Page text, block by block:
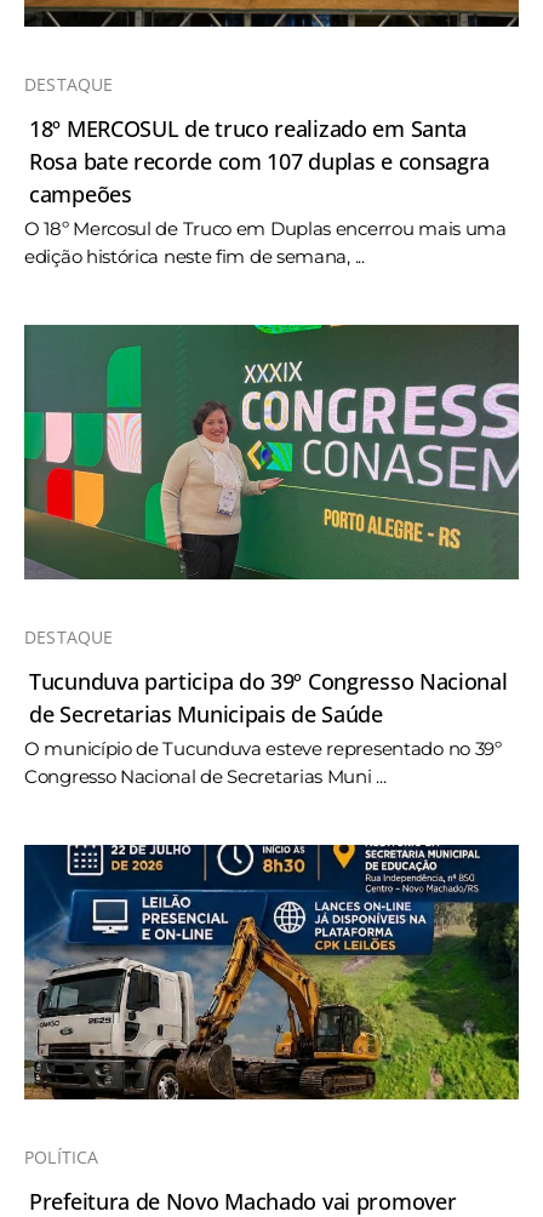
DESTAQUE
18º MERCOSUL de truco realizado em Santa
Rosa bate recorde com 107 duplas e consagra
campeões
O 18º Mercosul de Truco em Duplas encerrou mais uma
edição histórica neste fim de semana, ...
DESTAQUE
Tucunduva participa do 39º Congresso Nacional
de Secretarias Municipais de Saúde
O município de Tucunduva esteve representado no 39º
Congresso Nacional de Secretarias Muni ...
POLÍTICA
Prefeitura de Novo Machado vai promover